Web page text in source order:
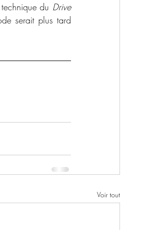
du Drive
serait plus tard
Voir tout